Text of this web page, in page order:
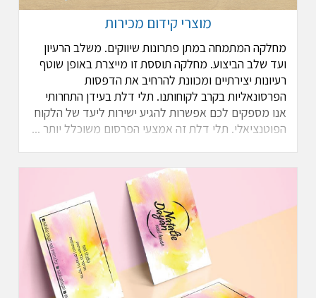
מוצרי קידום מכירות
מחלקה המתמחה במתן פתרונות שיווקים. משלב הרעיון
ועד שלב הביצוע. מחלקה תוססת זו מייצרת באופן שוטף
רעיונות יצירתיים ומכוונת להרחיב את הדפסות
הפרסונאליות בקרב לקוחותנו. תלי דלת בעידן התחרותי
אנו מספקים לכם אפשרות להגיע ישירות ליעד של הלקוח
הפוטנציאלי. תלי דלת זה אמצעי הפרסום משוכלל יותר ...